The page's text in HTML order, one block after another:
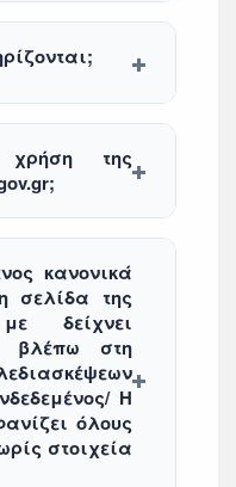
της
κανονικά
σελίδα της
δείχνει
βλέπω στη
Η
όλους
στοιχεία